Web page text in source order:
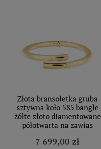
Złota bransoletka gruba
sztywna koło 585 bangle
żółte złoto diamentowane
półotwarta na zawias
7 699,00 zł